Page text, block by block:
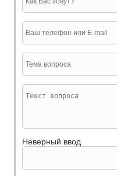
Неверный ввод